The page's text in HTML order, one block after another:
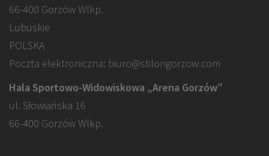
66-400 Gorzów Wlkp.
Lubuskie
POLSKA
Poczta elektroniczna: biuro@stilongorzow.com
Hala Sportowo-Widowiskowa „Arena Gorzów”
ul. Słowiańska 16
66-400 Gorzów Wlkp.